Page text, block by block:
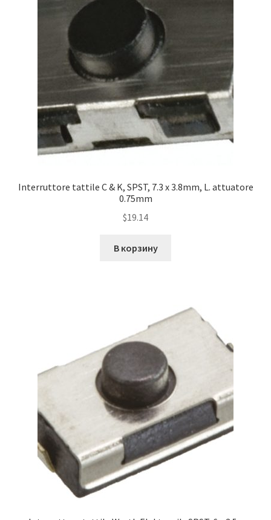
Interruttore tattile C & K, SPST, 7.3 x 3.8mm, L. attuatore
0.75mm
$19.14
В корзину